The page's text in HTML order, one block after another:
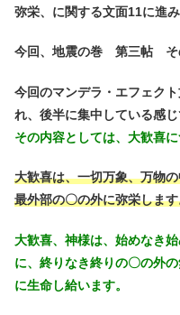
弥栄、に関する文面11に進み
今回、地震の巻 第三帖 そ
今回のマンデラ・エフェク
れ、後半に集中している感じ
その内容としては、大歓喜
大歓喜は、一切万象、万物
最外部の〇の外に弥栄しま
大歓喜、神様は、始めなき
に、終りなき終りの〇の外
に生命し給います。